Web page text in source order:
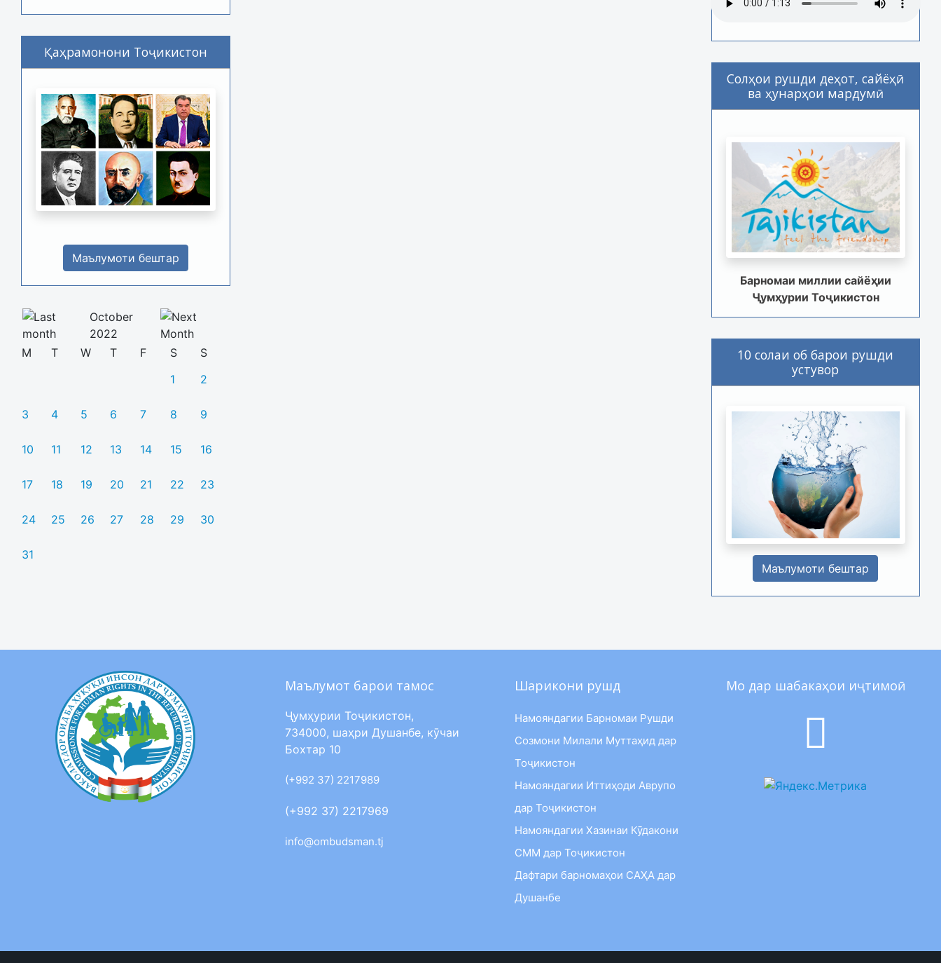
Қаҳрамонони Тоҷикистон
Маълумоти бештар
October
2022
M
T W T F S
S
1
2
3 4 5 6 7 8 9
10 11 12 13 14 15 16
17 18 19 20 21 22 23
24 25 26 27 28 29 30
31
Солҳои рушди деҳот, сайёҳӣ
ва ҳунарҳои мардумӣ
Барномаи миллии сайёҳии
Ҷумҳурии Тоҷикистон
10 солаи об барои рушди
устувор
Маълумоти бештар
Маълумот барои тамос
Ҷумҳурии Тоҷикистон,
734000, шаҳри Душанбе, кӯчаи
Бохтар 10
(+992 37) 2217989
(+992 37) 2217969
info@ombudsman.tj
Шарикони рушд
Намояндагии Барномаи Рушди
Созмони Милали Муттаҳид дар
Тоҷикистон
Намояндагии Иттиҳоди Аврупо
дар Тоҷикистон
Намояндагии Хазинаи Кӯдакони
СММ дар Тоҷикистон
Дафтари барномаҳои САҲА дар
Душанбе
Мо дар шабакаҳои иҷтимоӣ